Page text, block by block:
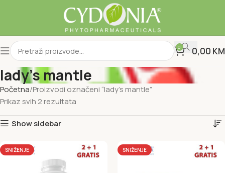
0 0,00 KM
lady's mantle
Početna Proizvodi označeni “lady's mantle”
Prikaz svih 2 rezultata
Show sidebar
SNIŽENJE SNIŽENJE